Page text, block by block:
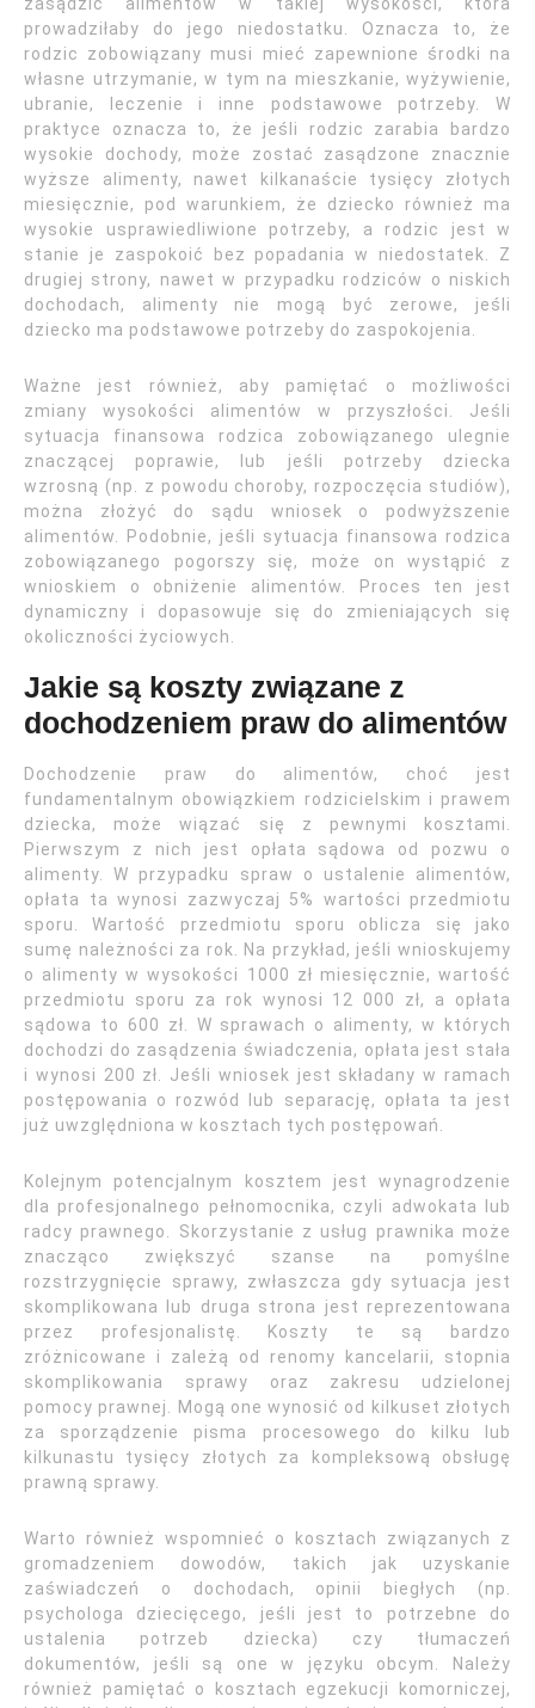
prowadziłaby do jego niedostatku. Oznacza to, że
rodzic zobowiązany musi mieć zapewnione środki na
własne utrzymanie, w tym na mieszkanie, wyżywienie,
ubranie, leczenie i inne podstawowe potrzeby. W
praktyce oznacza to, że jeśli rodzic zarabia bardzo
wysokie dochody, może zostać zasądzone znacznie
wyższe alimenty, nawet kilkanaście tysięcy złotych
miesięcznie, pod warunkiem, że dziecko również ma
wysokie usprawiedliwione potrzeby, a rodzic jest w
stanie je zaspokoić bez popadania w niedostatek. Z
drugiej strony, nawet w przypadku rodziców o niskich
dochodach, alimenty nie mogą być zerowe, jeśli
dziecko ma podstawowe potrzeby do zaspokojenia.
Ważne jest również, aby pamiętać o możliwości
zmiany wysokości alimentów w przyszłości. Jeśli
sytuacja finansowa rodzica zobowiązanego ulegnie
znaczącej poprawie, lub jeśli potrzeby dziecka
wzrosną (np. z powodu choroby, rozpoczęcia studiów),
można złożyć do sądu wniosek o podwyższenie
alimentów. Podobnie, jeśli sytuacja finansowa rodzica
zobowiązanego pogorszy się, może on wystąpić z
wnioskiem o obniżenie alimentów. Proces ten jest
dynamiczny i dopasowuje się do zmieniających się
okoliczności życiowych.
Jakie są koszty związane z
dochodzeniem praw do alimentów
Dochodzenie praw do alimentów, choć jest
fundamentalnym obowiązkiem rodzicielskim i prawem
dziecka, może wiązać się z pewnymi kosztami.
Pierwszym z nich jest opłata sądowa od pozwu o
alimenty. W przypadku spraw o ustalenie alimentów,
opłata ta wynosi zazwyczaj 5% wartości przedmiotu
sporu. Wartość przedmiotu sporu oblicza się jako
sumę należności za rok. Na przykład, jeśli wnioskujemy
o alimenty w wysokości 1000 zł miesięcznie, wartość
przedmiotu sporu za rok wynosi 12 000 zł, a opłata
sądowa to 600 zł. W sprawach o alimenty, w których
dochodzi do zasądzenia świadczenia, opłata jest stała
i wynosi 200 zł. Jeśli wniosek jest składany w ramach
postępowania o rozwód lub separację, opłata ta jest
już uwzględniona w kosztach tych postępowań.
Kolejnym potencjalnym kosztem jest wynagrodzenie
dla profesjonalnego pełnomocnika, czyli adwokata lub
radcy prawnego. Skorzystanie z usług prawnika może
znacząco zwiększyć szanse na pomyślne
rozstrzygnięcie sprawy, zwłaszcza gdy sytuacja jest
skomplikowana lub druga strona jest reprezentowana
przez profesjonalistę. Koszty te są bardzo
zróżnicowane i zależą od renomy kancelarii, stopnia
skomplikowania sprawy oraz zakresu udzielonej
pomocy prawnej. Mogą one wynosić od kilkuset złotych
za sporządzenie pisma procesowego do kilku lub
kilkunastu tysięcy złotych za kompleksową obsługę
prawną sprawy.
Warto również wspomnieć o kosztach związanych z
gromadzeniem dowodów, takich jak uzyskanie
zaświadczeń o dochodach, opinii biegłych (np.
psychologa dziecięcego, jeśli jest to potrzebne do
ustalenia potrzeb dziecka) czy tłumaczeń
dokumentów, jeśli są one w języku obcym. Należy
również pamiętać o kosztach egzekucji komorniczej,